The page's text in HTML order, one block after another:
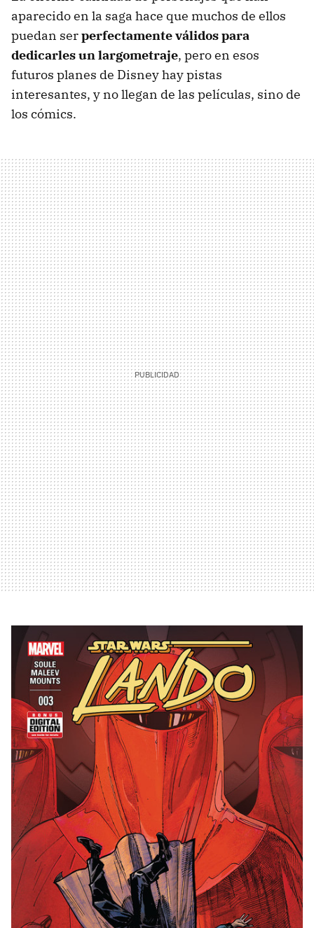
aparecido en la saga hace que muchos de ellos
puedan serperfectamente válidos para
dedicarles un largometraje, pero en esos
futuros planes de Disney hay pistas
interesantes, y no llegan de las películas, sino de
los cómics.